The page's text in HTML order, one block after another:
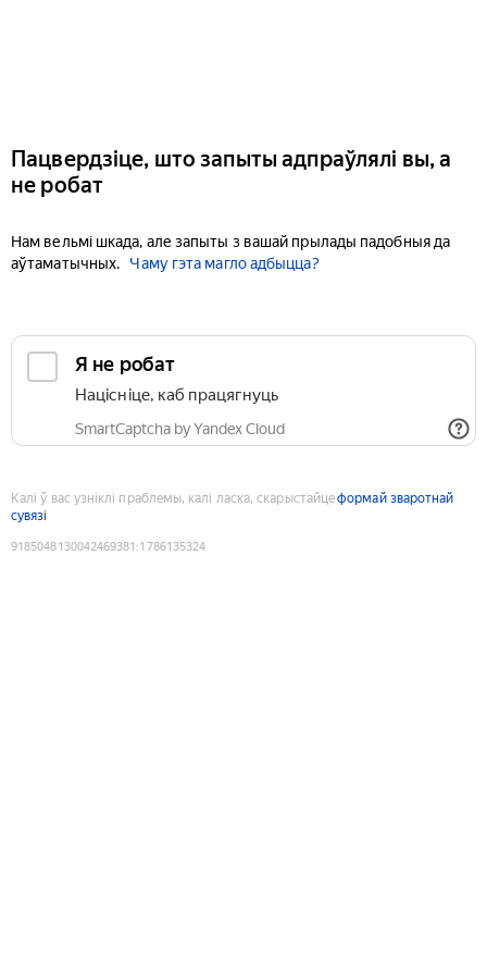
Пацвердзіце, што запыты адпраўлялі вы, а
не робат
Нам вельмі шкада, але запыты з вашай прылады падобныя да
аўтаматычных.
Чаму гэта магло адбыцца?
Я не робат
Націсніце, каб працягнуць
SmartCaptcha by Yandex Cloud
Калі ў вас узніклі праблемы, калі ласка, скарыстайцеформай зваротнай
сувязі
9185048130042469381 :1786135324